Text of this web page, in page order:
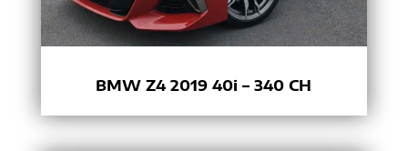
BMW Z4 2019 40i – 340 CH